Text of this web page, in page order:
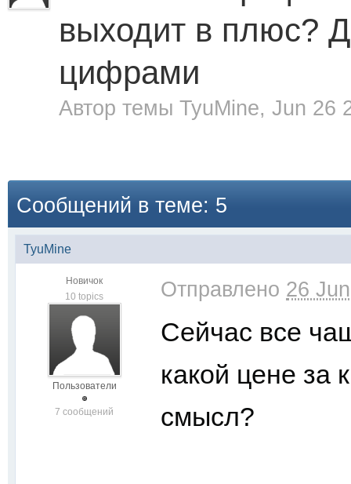
выходит в плюс?
цифрами
Автор темы TyuMine, Jun 26
Сообщений в теме: 5
TyuMine
Новичок
10 topics
Пользователи
7 сообщений
Отправлено 26
Сейчас все
какой цене за
смысл?